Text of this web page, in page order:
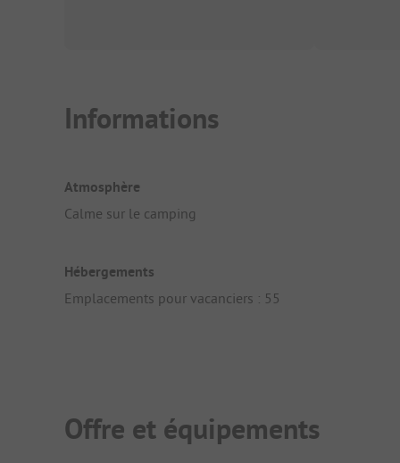
Informations
Atmosphère
Calme sur le camping
Hébergements
Emplacements pour vacanciers : 55
Offre et équipements